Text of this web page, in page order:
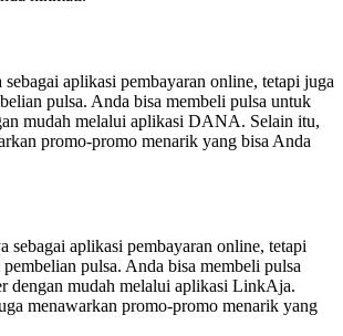
aplikasi pembayaran online, tetapi juga
pulsa. Anda bisa membeli pulsa untuk
mudah melalui aplikasi DANA. Selain itu,
promo-promo menarik yang bisa Anda
sebagai aplikasi pembayaran online, tetapi
pulsa. Anda bisa membeli pulsa
dengan mudah melalui aplikasi LinkAja.
menawarkan promo-promo menarik yang